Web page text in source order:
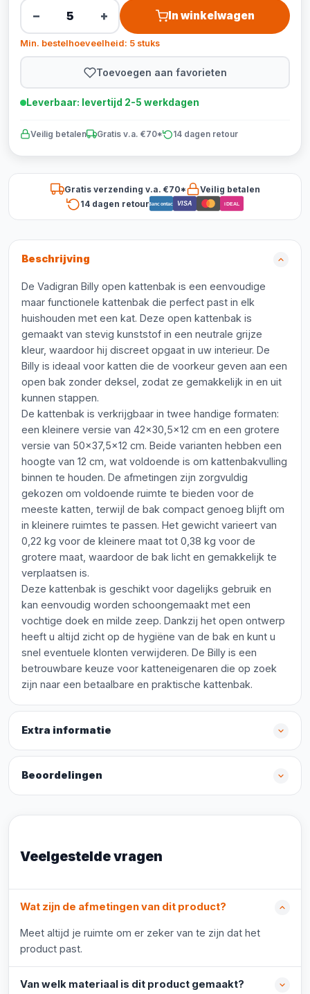
− + In winkelwagen
Min. bestelhoeveelheid: 5 stuks
Toevoegen aan favorieten
Leverbaar: levertijd 2-5 werkdagen
Veilig betalen Gratis v.a. €70* 14 dagen retour
Gratis verzending v.a. €70*
Veilig betalen
14 dagen retourBancontact VISA iDEAL
Beschrijving
De Vadigran Billy open kattenbak is een eenvoudige
maar functionele kattenbak die perfect past in elk
huishouden met een kat. Deze open kattenbak is
gemaakt van stevig kunststof in een neutrale grijze
kleur, waardoor hij discreet opgaat in uw interieur. De
Billy is ideaal voor katten die de voorkeur geven aan een
open bak zonder deksel, zodat ze gemakkelijk in en uit
kunnen stappen.
De kattenbak is verkrijgbaar in twee handige formaten:
een kleinere versie van 42x30,5x12 cm en een grotere
versie van 50x37,5x12 cm. Beide varianten hebben een
hoogte van 12 cm, wat voldoende is om kattenbakvulling
binnen te houden. De afmetingen zijn zorgvuldig
gekozen om voldoende ruimte te bieden voor de
meeste katten, terwijl de bak compact genoeg blijft om
in kleinere ruimtes te passen. Het gewicht varieert van
0,22 kg voor de kleinere maat tot 0,38 kg voor de
grotere maat, waardoor de bak licht en gemakkelijk te
verplaatsen is.
Deze kattenbak is geschikt voor dagelijks gebruik en
kan eenvoudig worden schoongemaakt met een
vochtige doek en milde zeep. Dankzij het open ontwerp
heeft u altijd zicht op de hygiëne van de bak en kunt u
snel eventuele klonten verwijderen. De Billy is een
betrouwbare keuze voor katteneigenaren die op zoek
zijn naar een betaalbare en praktische kattenbak.
Extra informatie
Beoordelingen
Veelgestelde vragen
Wat zijn de afmetingen van dit product?
Meet altijd je ruimte om er zeker van te zijn dat het
product past.
Van welk materiaal is dit product gemaakt?